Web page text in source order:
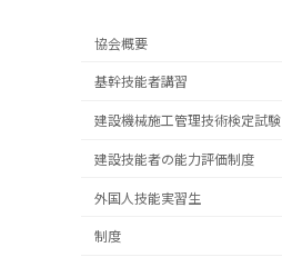
協会概要
基幹技能者講習
建設機械施工管理技術検定試験
建設技能者の能力評価制度
外国人技能実習生
制度